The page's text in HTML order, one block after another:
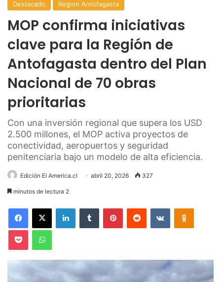
Destacado Region Antofagasta
MOP confirma iniciativas
clave para la Región de
Antofagasta dentro del Plan
Nacional de 70 obras
prioritarias
Con una inversión regional que supera los USD
2.500 millones, el MOP activa proyectos de
conectividad, aeropuertos y seguridad
penitenciaria bajo un modelo de alta eficiencia.
Edición El America.cl abril 20, 2026 327
minutos de lectura 2
Facebook
X LinkedInTumblr PinterestReddit VKontakte
Pocket WhatsApp